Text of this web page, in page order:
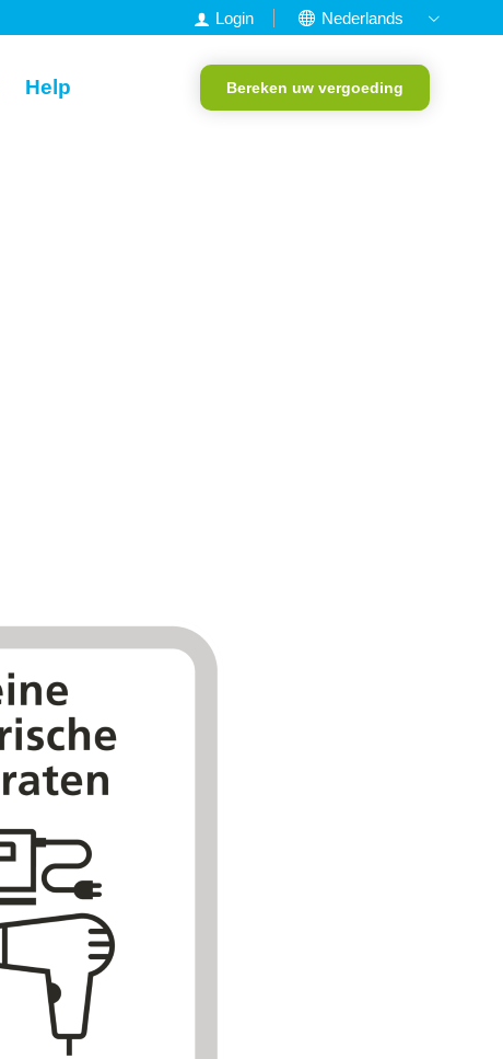
Login
Nederlands
Francais
Help Bereken uw vergoeding